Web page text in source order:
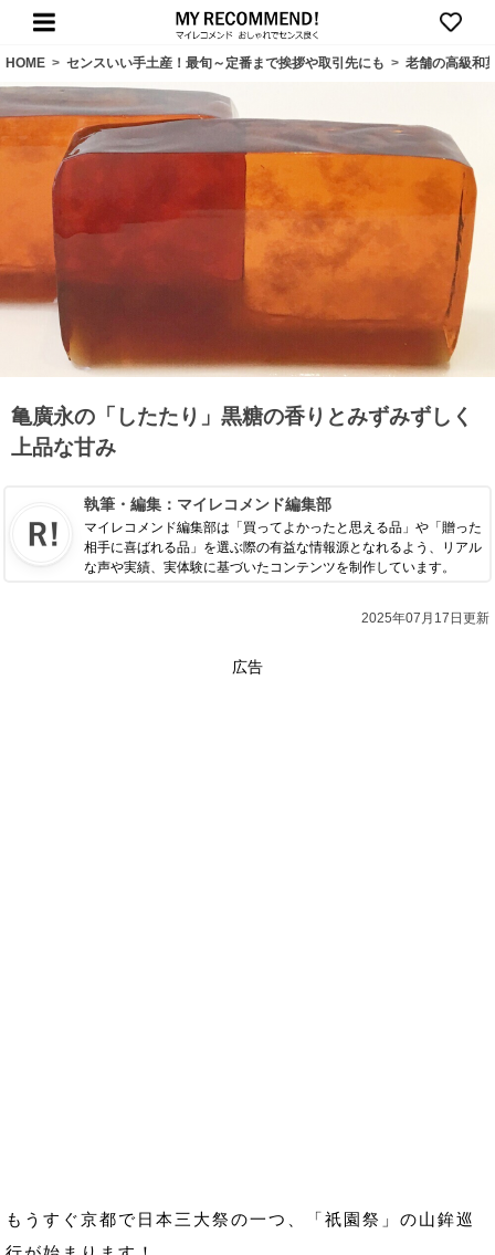
HOME > センスいい手土産！最旬～定番まで挨拶や取引先にも > 老舗の高級和
亀廣永の「したたり」黒糖の香りとみずみずしく
上品な甘み
執筆・編集： マイレコメンド編集部
マイレコメンド編集部は「買ってよかったと思える品」や「贈った
相手に喜ばれる品」を選ぶ際の有益な情報源となれるよう、リアル
な声や実績、実体験に基づいたコンテンツを制作しています。
2025年07月17日更新
広告
もうすぐ京都で日本三大祭の一つ、「祇園祭」の山鉾巡